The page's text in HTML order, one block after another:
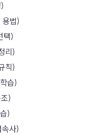
용법)
택)
리)
칙)
습)
)
)
사)